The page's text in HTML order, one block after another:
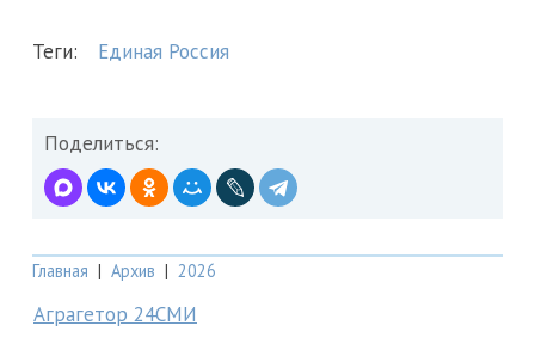
Теги: Единая Россия
Поделиться:
Главная | Архив | 2026
Аграгетор 24СМИ